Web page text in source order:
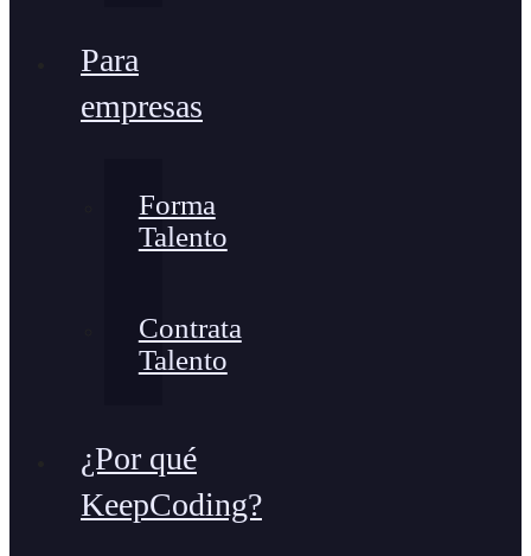
Para
empresas
Forma
Talento
Contrata
Talento
¿Por qué
KeepCoding?